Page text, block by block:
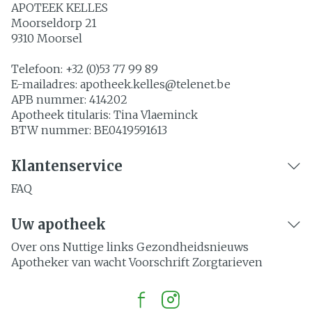
APOTEEK KELLES
Moorseldorp 21
9310 Moorsel
Telefoon: +32 (0)53 77 99 89
E-mailadres: apotheek.kelles@telenet.be
APB nummer: 414202
Apotheek titularis: Tina Vlaeminck
BTW nummer: BE0419591613
Klantenservice
FAQ
Uw apotheek
Over ons Nuttige links Gezondheidsnieuws
Apotheker van wacht Voorschrift Zorgtarieven